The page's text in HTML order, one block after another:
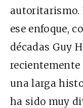
autoritarismo.
ese enfoque,
décadas Guy
recientemente
una larga
ha sido muy